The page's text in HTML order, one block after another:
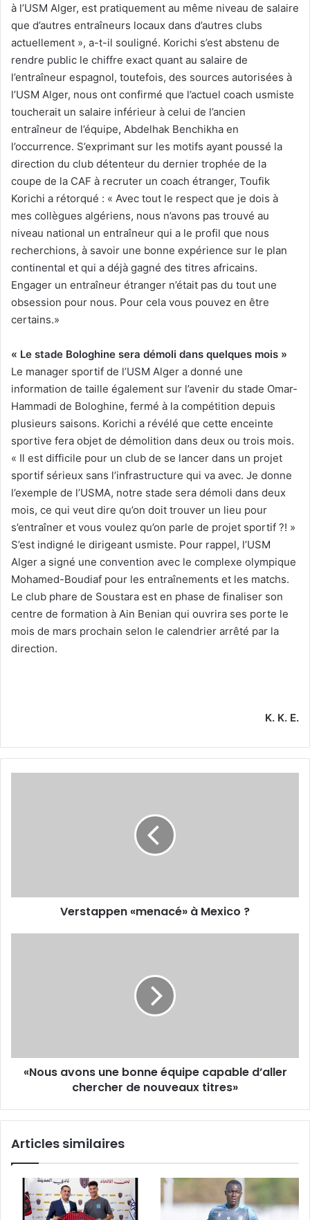
à l’USM Alger, est pratiquement au même niveau de salaire
que d’autres entraîneurs locaux dans d’autres clubs
actuellement », a-t-il souligné. Korichi s’est abstenu de
rendre public le chiffre exact quant au salaire de
l’entraîneur espagnol, toutefois, des sources autorisées à
l’USM Alger, nous ont confirmé que l’actuel coach usmiste
toucherait un salaire inférieur à celui de l’ancien
entraîneur de l’équipe, Abdelhak Benchikha en
l’occurrence. S’exprimant sur les motifs ayant poussé la
direction du club détenteur du dernier trophée de la
coupe de la CAF à recruter un coach étranger, Toufik
Korichi a rétorqué : « Avec tout le respect que je dois à
mes collègues algériens, nous n’avons pas trouvé au
niveau national un entraîneur qui a le profil que nous
recherchions, à savoir une bonne expérience sur le plan
continental et qui a déjà gagné des titres africains.
Engager un entraîneur étranger n’était pas du tout une
obsession pour nous. Pour cela vous pouvez en être
certains.»
« Le stade Bologhine sera démoli dans quelques mois »
Le manager sportif de l’USM Alger a donné une
information de taille également sur l’avenir du stade Omar-
Hammadi de Bologhine, fermé à la compétition depuis
plusieurs saisons. Korichi a révélé que cette enceinte
sportive fera objet de démolition dans deux ou trois mois.
« Il est difficile pour un club de se lancer dans un projet
sportif sérieux sans l’infrastructure qui va avec. Je donne
l’exemple de l’USMA, notre stade sera démoli dans deux
mois, ce qui veut dire qu’on doit trouver un lieu pour
s’entraîner et vous voulez qu’on parle de projet sportif ?! »
S’est indigné le dirigeant usmiste. Pour rappel, l’USM
Alger a signé une convention avec le complexe olympique
Mohamed-Boudiaf pour les entraînements et les matchs.
Le club phare de Soustara est en phase de finaliser son
centre de formation à Ain Benian qui ouvrira ses porte le
mois de mars prochain selon le calendrier arrêté par la
direction.
K. K. E.
Verstappen «menacé» à Mexico ?
de
nouveaux
«Nous avons une bonne équipe capable d’aller
chercher de nouveaux titres»
Articles similaires